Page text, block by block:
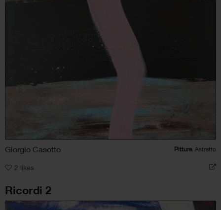
Giorgio Casotto Pittura, Astratto
2 likes
Ricordi 2